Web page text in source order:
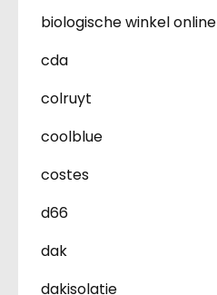
biologische winkel online
cda
colruyt
coolblue
costes
d66
dak
dakisolatie